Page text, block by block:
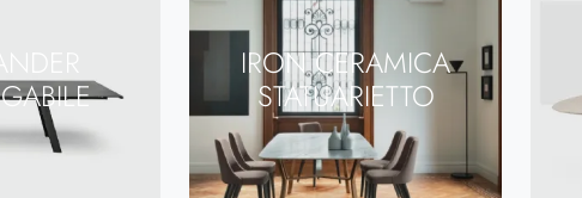
IRON CERAMICA
STATUARIETTO